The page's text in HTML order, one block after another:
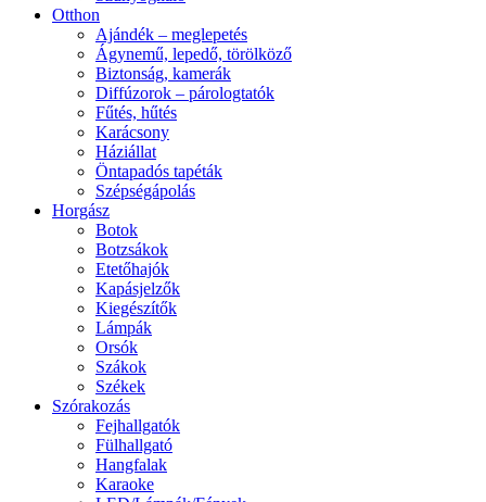
Otthon
Ajándék – meglepetés
Ágynemű, lepedő, törölköző
Biztonság, kamerák
Diffúzorok – párologtatók
Fűtés, hűtés
Karácsony
Háziállat
Öntapadós tapéták
Szépségápolás
Horgász
Botok
Botzsákok
Etetőhajók
Kapásjelzők
Kiegészítők
Lámpák
Orsók
Szákok
Székek
Szórakozás
Fejhallgatók
Fülhallgató
Hangfalak
Karaoke